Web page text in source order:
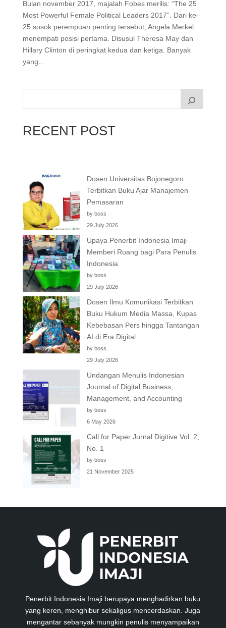
Bulan november 2017, majalah Fobes merilis: “The 25
Most Powerful Female Political Leaders 2017”. Dari ke-
25 sosok perempuan penting tersebut, Angela Merkel
menempati posisi pertama. Disusul Theresa May dan
Hillary Clinton di peringkat kedua dan ketiga. Banyak
yang...
RECENT POST
Dosen Universitas Bojonegoro
Terbitkan Buku Ajar Manajemen
Pemasaran
by boss
29 July 2026
Upaya Penerbit Indonesia Imaji
Memberi Ruang bagi Para Penulis
Indonesia
by boss
29 July 2026
Dosen Ilmu Komunikasi Terbitkan
Buku Hukum Media Massa, Kupas
Kebebasan Pers hingga Tantangan
AI di Era Digital
by boss
29 July 2026
Undangan Menulis Indonesian
Journal of Digital Business,
Management, and Accounting
by boss
6 May 2026
Call for Paper Jurnal Digitive Vol. 2,
No. 1
by boss
21 November 2025
Penerbit Indonesia Imaji berupaya menghadirkan buku
yang keren, menghibur sekaligus mencerdaskan. Juga
mengantar sebanyak mungkin penulis menyampaikan